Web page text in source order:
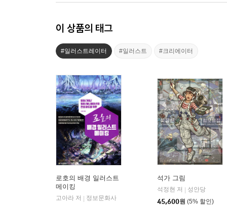
이 상품의 태그
#일러스트레이터 #일러스트 #크리에이터
로호의 배경 일러스트
메이킹
고아라 저
정보문화사
석가 그림
석정현 저
성안당
45,600원 (5% 할인)